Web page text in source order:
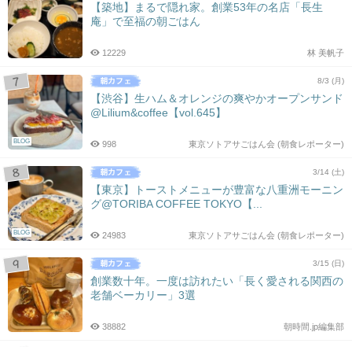
【築地】まるで隠れ家。創業53年の名店「長生
庵」で至福の朝ごはん
林 美帆子
12229
BLOG
8/3 (月)
【渋谷】生ハム＆オレンジの爽やかオープンサンド
@Lilium&coffee【vol.645】
東京ソトアサごはん会 (朝食レポーター)
998
BLOG
3/14 (土)
【東京】トーストメニューが豊富な八重洲モーニン
グ@TORIBA COFFEE TOKYO【...
東京ソトアサごはん会 (朝食レポーター)
24983
3/15 (日)
創業数十年。一度は訪れたい「長く愛される関西の
老舗ベーカリー」3選
朝時間.jp編集部
38882